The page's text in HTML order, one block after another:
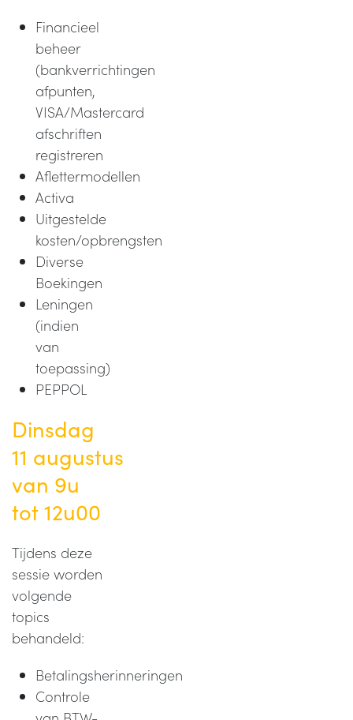
Financieel
beheer
(bankverrichtingen
afpunten,
VISA/Mastercard
afschriften
registreren
Aflettermodellen
Activa
Uitgestelde
kosten/opbrengsten
Diverse
Boekingen
Leningen
(indien
van
toepassing)
PEPPOL
Dinsdag
11 augustus
van 9u
tot 12u00
Tijdens deze
sessie worden
volgende
topics
behandeld:
Betalingsherinneringen
Controle